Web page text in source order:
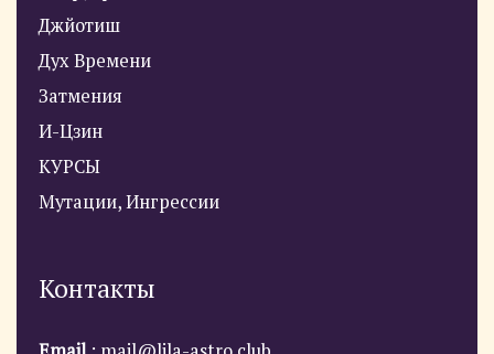
Джйотиш
Дух Времени
Затмения
И-Цзин
КУРСЫ
Мутации, Ингрессии
Контакты